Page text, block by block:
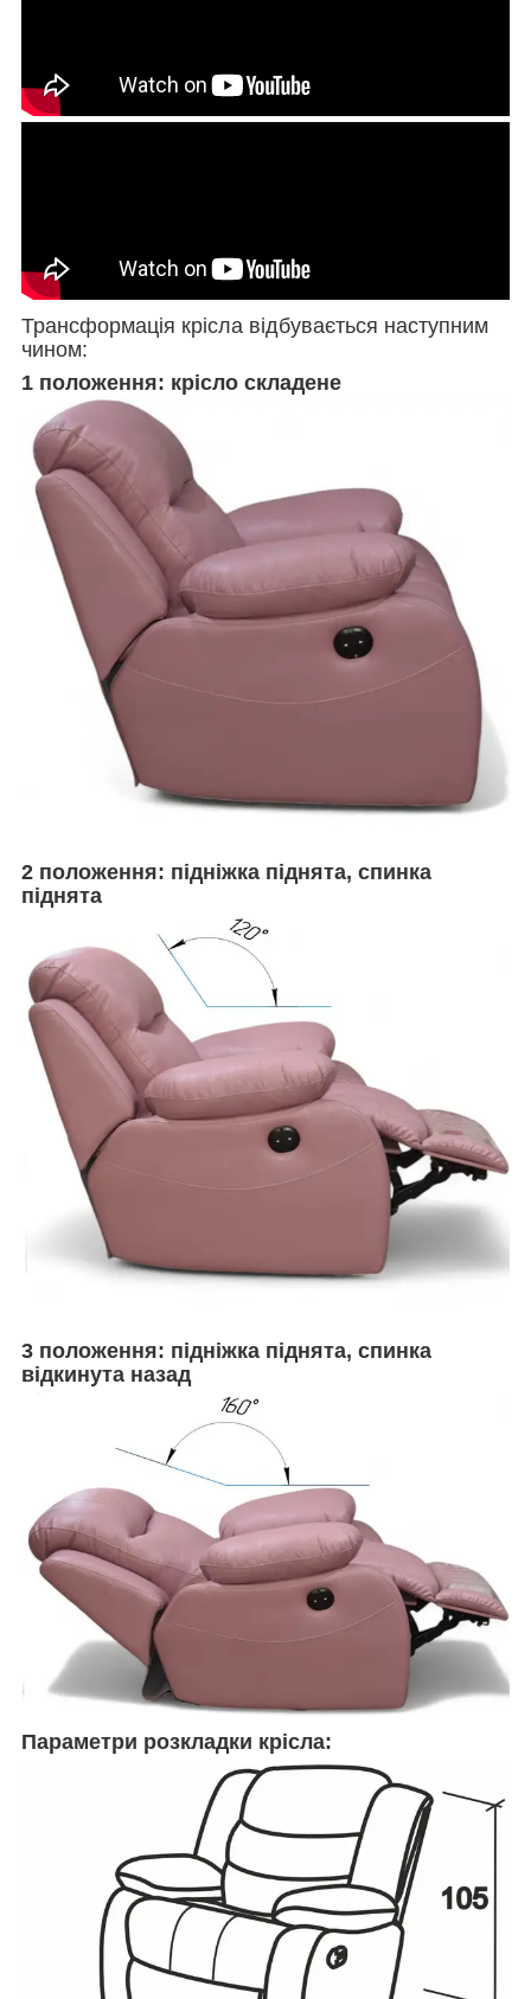
Трансформація крісла відбувається наступним
чином:
1 положення: крісло складене
2 положення: підніжка піднята, спинка
піднята
3 положення: підніжка піднята, спинка
відкинута назад
Параметри розкладки крісла: